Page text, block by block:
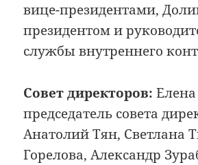
вице-президентами,
президентом и
службы внутреннего
Совет директоров:
председатель совета
Анатолий Тян, Светлана
Горелова, Александр